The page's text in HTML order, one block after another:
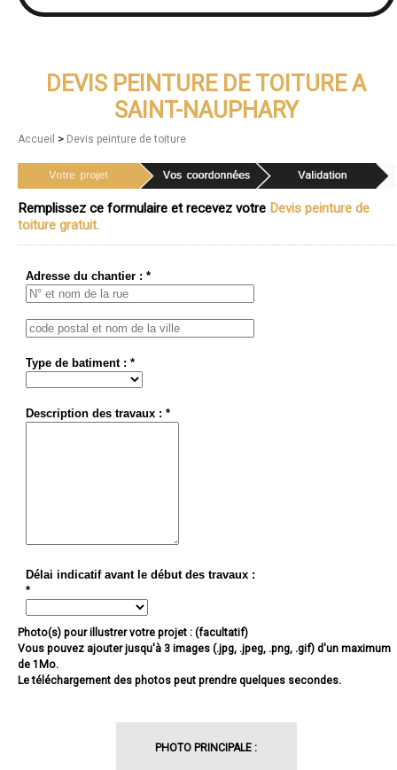
DEVIS PEINTURE DE TOITURE A
SAINT-NAUPHARY
Accueil > Devis peinture de toiture
Remplissez ce formulaire et recevez votre Devis peinture de
toiture gratuit.
Adresse du chantier : *
Type de batiment : *
Description des travaux : *
Délai indicatif avant le début des travaux :
*
Photo(s) pour illustrer votre projet : (facultatif)
Vous pouvez ajouter jusqu'à 3 images (.jpg, .jpeg, .png, .gif) d'un maximum
de 1Mo.
Le téléchargement des photos peut prendre quelques secondes.
PHOTO PRINCIPALE :